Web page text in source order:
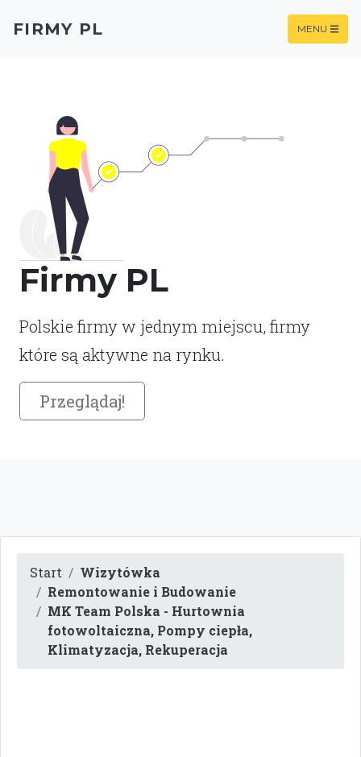
Firmy PL
Polskie firmy w jednym miejscu, firmy
które są aktywne na rynku.
Przeglądaj!
FIRMY PL MENU
Start
Wizytówka
Remontowanie i Budowanie
MK Team Polska - Hurtownia
fotowoltaiczna, Pompy ciepła,
Klimatyzacja, Rekuperacja